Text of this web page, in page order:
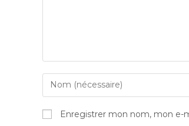
Enregistrer mon nom, mon e-